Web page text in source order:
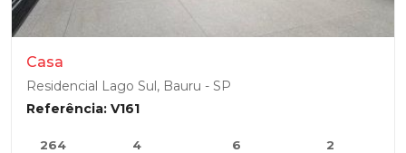
Casa
Residencial Lago Sul, Bauru - SP
Referência: V161
264
4
6
2